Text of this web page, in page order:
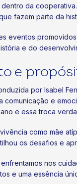
da
fazem parte da
eventos
e do
e
por Isabel
comunicação e
e essa troca
como mãe
os desafios e
nos
e uma essência